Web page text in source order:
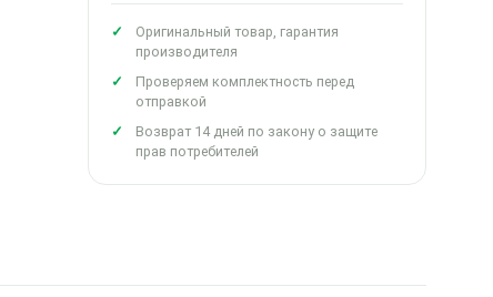
Оригинальный товар, гарантия
производителя
Проверяем комплектность перед
отправкой
Возврат 14 дней по закону о защите
прав потребителей